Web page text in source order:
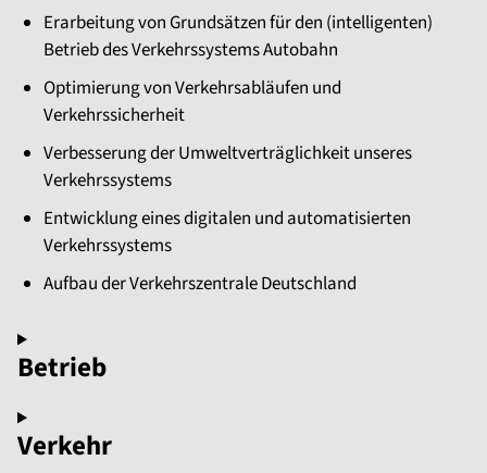
Erarbeitung von Grundsätzen für den (intelligenten)
Betrieb des Verkehrssystems Autobahn
Optimierung von Verkehrsabläufen und
Verkehrssicherheit
Verbesserung der Umweltverträglichkeit unseres
Verkehrssystems
Entwicklung eines digitalen und automatisierten
Verkehrssystems
Aufbau der Verkehrszentrale Deutschland
Betrieb
Verkehr